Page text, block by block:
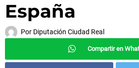
España
Por Diputación Ciudad Real
Compartir en